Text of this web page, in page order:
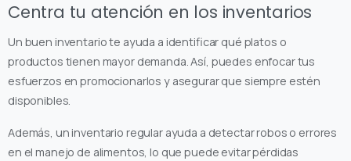
Centra tu atención en los inventarios
Un buen inventario te ayuda a identificar qué platos o
productos tienen mayor demanda. Así, puedes enfocar tus
esfuerzos en promocionarlos y asegurar que siempre estén
disponibles.
Además, un inventario regular ayuda a detectar robos o errores
en el manejo de alimentos, lo que puede evitar pérdidas